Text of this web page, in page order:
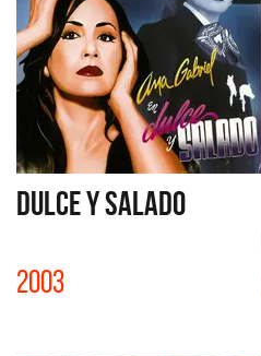
DULCE Y SALADO
2003